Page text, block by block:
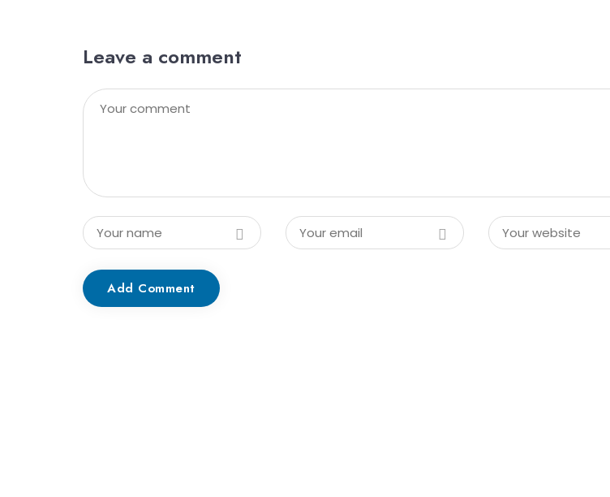
Leave a comment
Add Comment